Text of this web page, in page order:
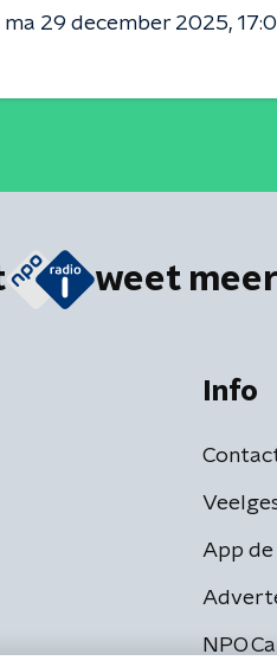
ma 29 december 2025
weet meer
Info
App
NPO